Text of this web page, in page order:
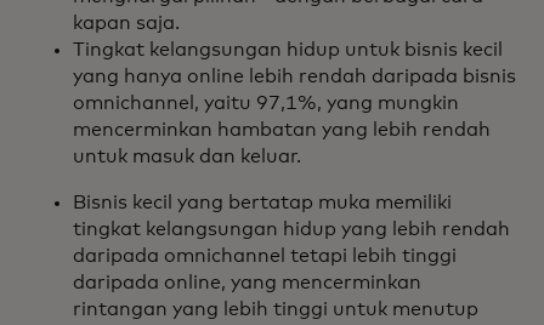
kapan saja.
Tingkat kelangsungan hidup untuk bisnis kecil
yang hanya online lebih rendah daripada bisnis
omnichannel, yaitu 97,1%, yang mungkin
mencerminkan hambatan yang lebih rendah
untuk masuk dan keluar.
Bisnis kecil yang bertatap muka memiliki
tingkat kelangsungan hidup yang lebih rendah
daripada omnichannel tetapi lebih tinggi
daripada online, yang mencerminkan
rintangan yang lebih tinggi untuk menutup